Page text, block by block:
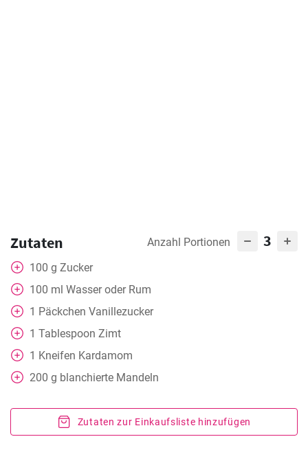
Zutaten Anzahl Portionen 3
100 g Zucker
100 ml Wasser oder Rum
1 Päckchen Vanillezucker
1 Tablespoon Zimt
1 Kneifen Kardamom
200 g blanchierte Mandeln
Zutaten zur Einkaufsliste hinzufügen